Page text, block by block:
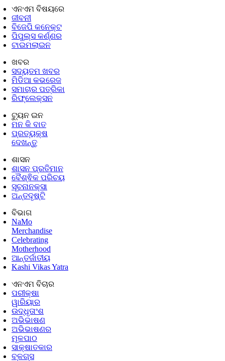
ଏନଏମ ବିଷୟରେ
ଜୀବନୀ
ବିଜେପି କନେକ୍ଟ
ପିପୁଲ୍ସ କର୍ଣ୍ଣର
ଟାଇମଲାଇନ
ଖବର
ସଦ୍ୟତମ ଖବର
ମିଡିଆ କଭରେଜ
ସମାଚାର ପତ୍ରିକା
ରିଫ୍ଲେକ୍ସନ
ଟ୍ୟୁନ ଇନ
ମନ କି ବାତ
ପ୍ରତ୍ୟକ୍ଷ
ଦେଖନ୍ତୁ
ଶାସନ
ଶାସନ ପ୍ରତିମାନ
ବୈଶ୍ଵିକ ପରିଚୟ
ସୂଚନାନକ୍ସା
ଅନ୍ତଦୃଷ୍ଟି
ବିଭାଗ
NaMo
Merchandise
Celebrating
Motherhood
ଆନ୍ତର୍ଜାତୀୟ
Kashi Vikas Yatra
ଏନଏମ ବିଚାର
ପରୀକ୍ଷା
ୱାରିୟାର
ଉଦ୍ଧୃତାଂଶ
ଅଭିଭାଷଣ
ଅଭିଭାଷଣର
ମୂଳପାଠ
ସାକ୍ଷାତକାର
ବ୍ଳଗ୍ସ